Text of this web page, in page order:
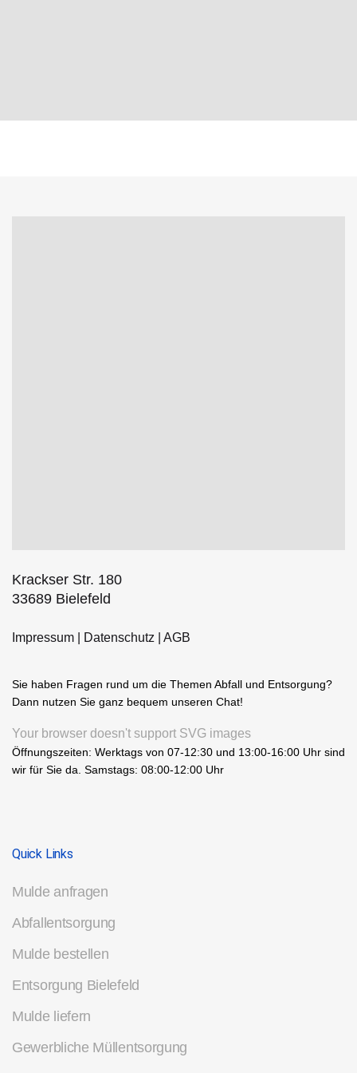
Krackser Str. 180
33689 Bielefeld
Impressum Datenschutz AGB
Sie haben Fragen rund um die Themen Abfall und Entsorgung?
Dann nutzen Sie ganz bequem unseren Chat!
Your browser doesn't support SVG images
Öffnungszeiten: Werktags von 07-12:30 und 13:00-16:00 Uhr sind
wir für Sie da. Samstags: 08:00-12:00 Uhr
Quick Links
Mulde anfragen
Abfallentsorgung
Mulde bestellen
Entsorgung Bielefeld
Mulde liefern
Gewerbliche Müllentsorgung